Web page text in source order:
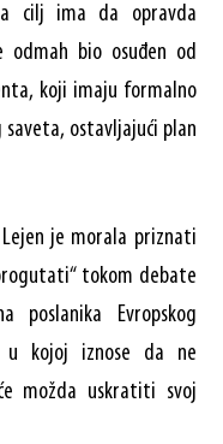
cilj ima da opravda
odmah bio osuđen od
koji imaju formalno
saveta, ostavljajući plan
Lejen je morala priznati
tokom debate
Evropskog
u kojoj iznose da ne
možda uskratiti svoj